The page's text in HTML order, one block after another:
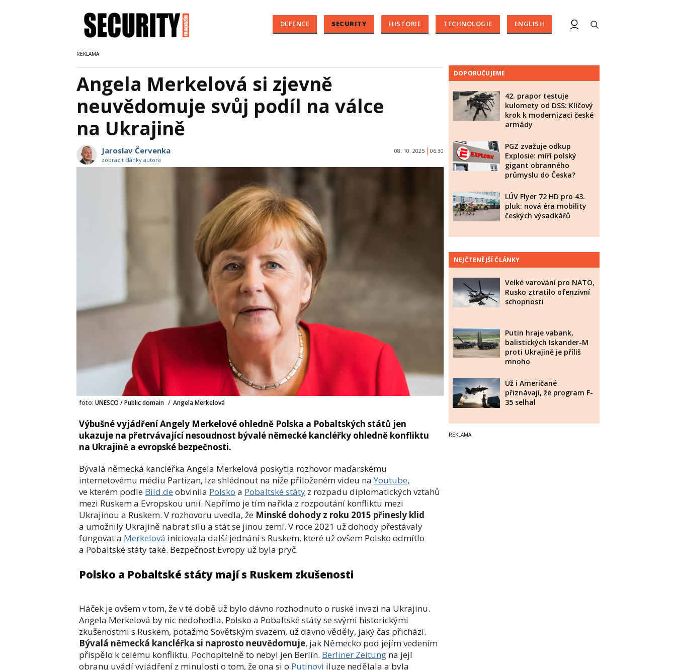
DEFENCE SECURITY HISTORIE TECHNOLOGIE ENGLISH
Angela Merkelová si zjevně
neuvědomuje svůj podíl na válce
na Ukrajině
Jaroslav Červenka
zobrazit články autora
08. 10. 2025 06:30
foto: UNESCO / Public domain / Angela Merkelová
Výbušné vyjádření Angely Merkelové ohledně Polska a Pobaltských států jen
ukazuje na přetrvávající nesoudnost bývalé německé kancléřky ohledně konfliktu
na Ukrajině a evropské bezpečnosti.
Bývalá německá kancléřka Angela Merkelová poskytla rozhovor maďarskému
internetovému médiu Partizan, lze shlédnout na níže přiloženém videu na Youtube,
ve kterém podle Bild.de obvinila Polsko a Pobaltské státy z rozpadu diplomatických vztahů
mezi Ruskem a Evropskou unií. Nepřímo je tím nařkla z rozpoutání konfliktu mezi
Ukrajinou a Ruskem. V rozhovoru uvedla, že Minské dohody z roku 2015 přinesly klid
a umožnily Ukrajině nabrat sílu a stát se jinou zemí. V roce 2021 už dohody přestávaly
fungovat a Merkelová iniciovala další jednání s Ruskem, které už ovšem Polsko odmítlo
a Pobaltské státy také. Bezpečnost Evropy už byla pryč.
Polsko a Pobaltské státy mají s Ruskem zkušenosti
Háček je ovšem v tom, že v té době už bylo dávno rozhodnuto o ruské invazi na Ukrajinu.
Angela Merkelová by nic nedohodla. Polsko a Pobaltské státy se svými historickými
zkušenostmi s Ruskem, potažmo Sovětským svazem, už dávno věděly, jaký čas přichází.
Bývalá německá kancléřka si naprosto neuvědomuje, jak Německo pod jejím vedením
přispělo k celému konfliktu. Pochopitelně to nebyl jen Berlín. Berliner Zeitung na její
obranu uvádí vyjádření z minulosti o tom, že ona si o Putinovi iluze nedělala a byla
DOPORUČUJEME
42. prapor testuje
kulomety od DSS: Klíčový
krok k modernizaci české
armády
PGZ zvažuje odkup
Explosie: míří polský
gigant obranného
průmyslu do Česka?
LÚV Flyer 72 HD pro 43.
pluk: nová éra mobility
českých výsadkářů
NEJČTENĚJŠÍ ČLÁNKY
Velké varování pro NATO,
Rusko ztratilo ofenzivní
schopnosti
Putin hraje vabank,
balistických Iskander-M
proti Ukrajině je příliš
mnoho
Už i Američané
přiznávají, že program F-
35 selhal